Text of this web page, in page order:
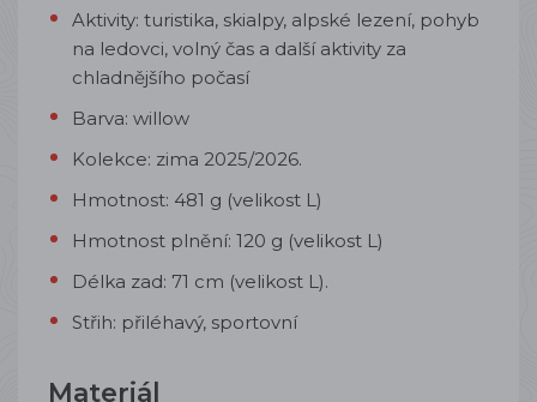
Aktivity: turistika, skialpy, alpské lezení, pohyb
na ledovci, volný čas a další aktivity za
chladnějšího počasí
Barva: willow
Kolekce: zima 2025/2026.
Hmotnost: 481 g (velikost L)
Hmotnost plnění: 120 g (velikost L)
Délka zad: 71 cm (velikost L).
Střih: přiléhavý, sportovní
Materiál